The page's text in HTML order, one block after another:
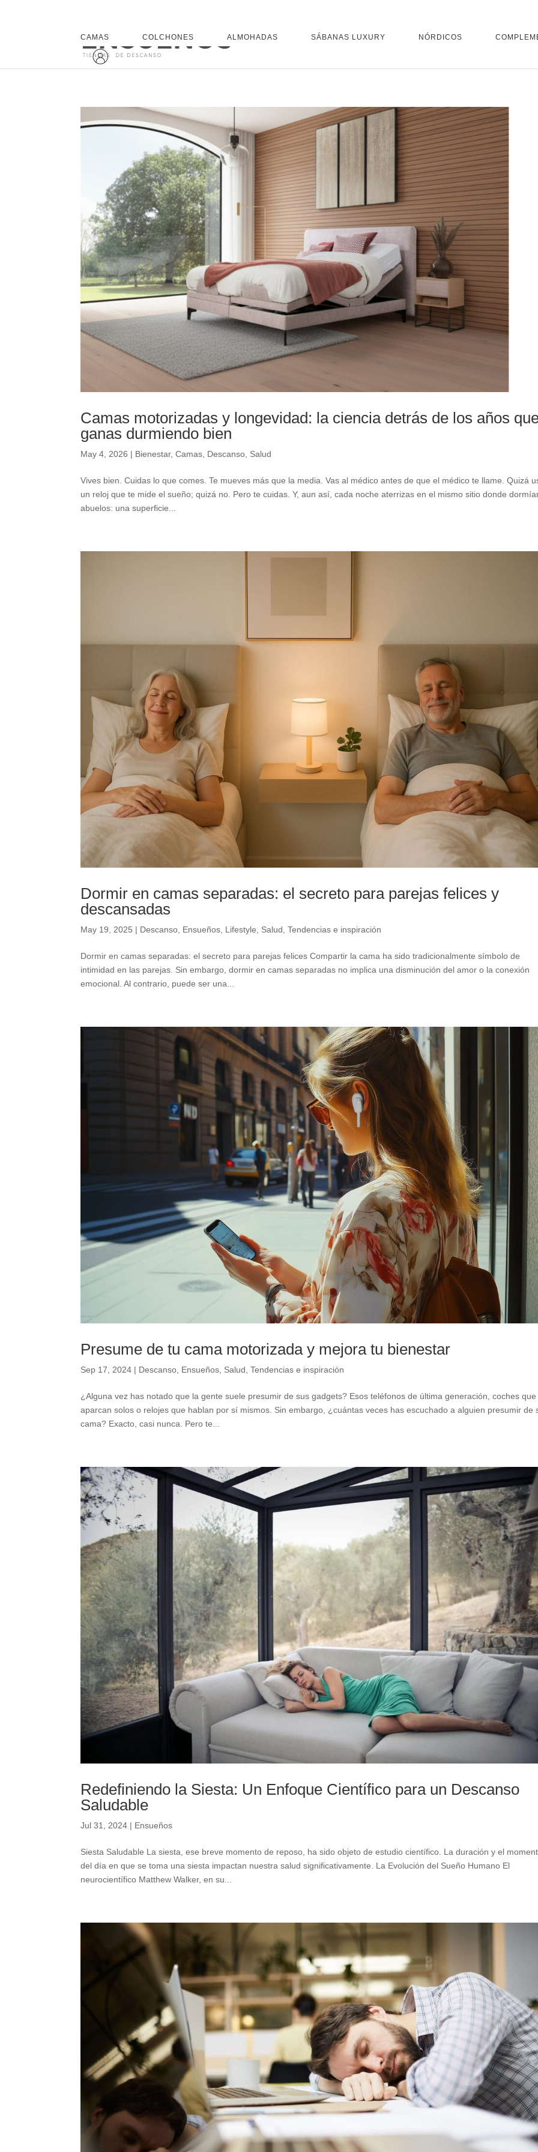
CAMAS COLCHONES ALMOHADAS SÁBANAS LUXURY NÓRDICOS
Camas motorizadas y longevidad: la ciencia detrás de los años
ganas durmiendo bien
May 4, 2026 | Bienestar,Camas Descanso Salud
Vives bien. Cuidas lo que comes. Te mueves más que la media. Vas al médico antes de que el médico te llame. Quizá
un reloj que te mide el sueño; quizá no. Pero te cuidas. Y, aun así, cada noche aterrizas en el mismo sitio donde
abuelos: una superficie...
Dormir en camas separadas: el secreto para parejas felices y
descansadas
May 19, 2025 | Descanso, Ensueños, Lifestyle, Salud,Tendencias e inspiración
Dormir en camas separadas: el secreto para parejas felices Compartir la cama ha sido tradicionalmente símbolo de
intimidad en las parejas. Sin embargo, dormir en camas separadas no implica una disminución del amor o la conexión
emocional. Al contrario, puede ser una...
Presume de tu cama motorizada y mejora tu bienestar
Sep 17, 2024 | Descanso Ensueños Salud ,Tendencias e inspiración
¿Alguna vez has notado que la gente suele presumir de sus gadgets? Esos teléfonos de última generación, coches que
aparcan solos o relojes que hablan por sí mismos. Sin embargo, ¿cuántas veces has escuchado a alguien presumir de
cama? Exacto, casi nunca. Pero te...
Redefiniendo la Siesta: Un Enfoque Científico para un Descanso
Saludable
Jul 31, 2024 | Ensueños
Siesta Saludable La siesta, ese breve momento de reposo, ha sido objeto de estudio científico. La duración y el
del día en que se toma una siesta impactan nuestra salud significativamente. La Evolución del Sueño Humano El
neurocientífico Matthew Walker, en su...